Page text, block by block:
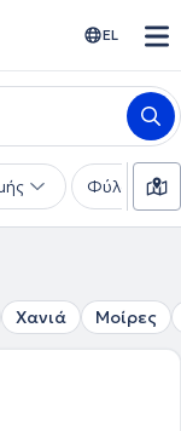
EL
Φύλο
Χανιά Μοίρες